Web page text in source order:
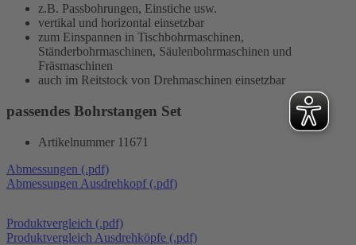
z.B. Passbohrungen, Einstiche usw.
vertikal und horizontal einsetzbar
zum Einspannen in Tischbohrmaschinen,
Ständerbohrmaschinen, Säulenbohrmaschinen und
Fräsmaschinen
auch im Reitstock von Drehmaschinen einsetzbar
passendes Bohrstangen Set
Artikelnummer 11671
Abmessungen (.pdf)
Abmessungen Ausdrehkopf (.pdf)
Produktvergleich (.pdf)
Produktvergleich Ausdrehköpfe (.pdf)